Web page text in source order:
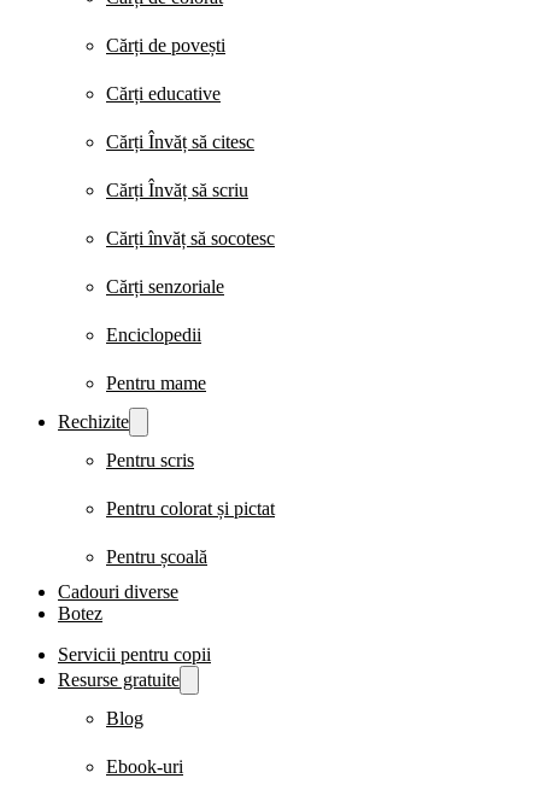
Cărți de povești
Cărți educative
Cărți Învăț să citesc
Cărți Învăț să scriu
Cărți învăț să socotesc
Cărți senzoriale
Enciclopedii
Pentru mame
Rechizite
Pentru scris
Pentru colorat și pictat
Pentru școală
Cadouri diverse
Botez
Servicii pentru copii
Resurse gratuite
Blog
Ebook-uri